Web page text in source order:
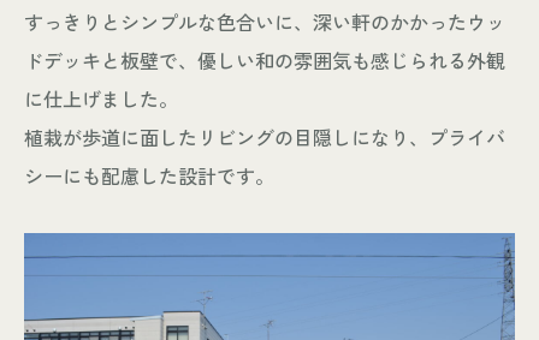
すっきりとシンプルな色合いに、深い軒のかかったウッ
ドデッキと板壁で、優しい和の雰囲気も感じられる外観
に仕上げました。
植栽が歩道に面したリビングの目隠しになり、プライバ
シーにも配慮した設計です。